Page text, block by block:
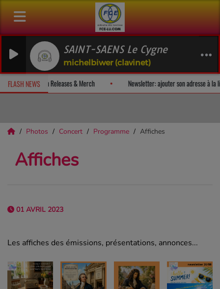
SAINT-SAENS Le Cygne
michelbiwer (clavinet)
FLASH NEWS
un album-surprise! Fan Releases & Merch Newsletter:
Photos Concert Programme Affiches
Affiches
01 AVRIL 2023
Les affiches des émissions, présentations, annonces...